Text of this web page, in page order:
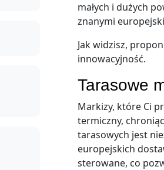
małych i dużych
znanymi
Jak widzisz,
innowacyjność.
Tarasowe
Markizy, które Ci
termiczny,
tarasowych jest
europejskich
sterowane, co